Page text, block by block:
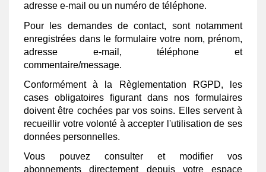
adresse e-mail ou un numéro de téléphone.
Pour les demandes de contact, sont notamment
enregistrées dans le formulaire votre nom, prénom,
adresse e-mail, téléphone et
commentaire/message.
Conformément à la Règlementation RGPD, les
cases obligatoires figurant dans nos formulaires
doivent être cochées par vos soins. Elles servent à
recueillir votre volonté à accepter l'utilisation de ses
données personnelles.
Vous pouvez consulter et modifier vos
abonnements directement depuis votre espace